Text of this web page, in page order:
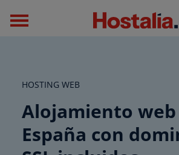
HOSTING WEB
Alojamiento web
España con